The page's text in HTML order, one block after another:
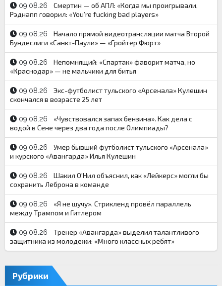
09.08.26
Смертин — об АПЛ: «Когда мы проигрывали,
Рэднапп говорил: «You’re fucking bad players»
09.08.26
Начало прямой видеотрансляции матча Второй
Бундеслиги «Санкт-Паули» — «Гройтер Фюрт»
09.08.26
Непомнящий: «Спартак» фаворит матча, но
«Краснодар» — не мальчики для битья
09.08.26
Экс-футболист тульского «Арсенала» Кулешин
скончался в возрасте 25 лет
09.08.26
«Чувствовался запах бензина». Как дела с
водой в Сене через два года после Олимпиады?
09.08.26
Умер бывший футболист тульского «Арсенала»
и курского «Авангарда» Илья Кулешин
09.08.26
Шакил О'Нил объяснил, как «Лейкерс» могли бы
сохранить Леброна в команде
09.08.26
«Я не шучу». Стрикленд провёл параллель
между Трампом и Гитлером
09.08.26
Тренер «Авангарда» выделил талантливого
защитника из молодежи: «Много классных ребят»
Рубрики